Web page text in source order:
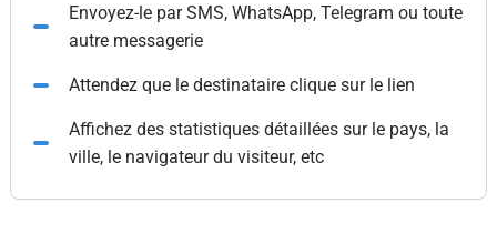
Envoyez-le par SMS, WhatsApp, Telegram ou toute
autre messagerie
Attendez que le destinataire clique sur le lien
Affichez des statistiques détaillées sur le pays, la
ville, le navigateur du visiteur, etc